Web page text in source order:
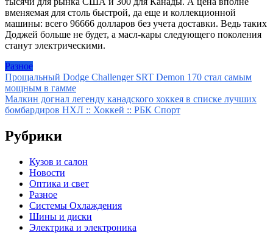
вменяемая для столь быстрой, да еще и коллекционной
машины: всего 96666 долларов без учета доставки. Ведь таких
Доджей больше не будет, а масл-кары следующего поколения
станут электрическими.
Разное
Навигация
по
записям
Прощальный Dodge Challenger SRT Demon 170 стал самым
мощным в гамме
Малкин догнал легенду канадского хоккея в списке лучших
бомбардиров НХЛ :: Хоккей :: РБК Спорт
Рубрики
Кузов и салон
Новости
Оптика и свет
Разное
Системы Охлаждения
Шины и диски
Электрика и электроника